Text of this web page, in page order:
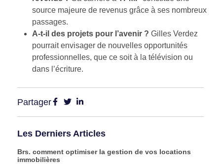
source majeure de revenus grâce à ses nombreux
passages.
A-t-il des projets pour l’avenir ? Gilles Verdez
pourrait envisager de nouvelles opportunités
professionnelles, que ce soit à la télévision ou
dans l’écriture.
Partager
Les Derniers Articles
Brs. comment optimiser la gestion de vos locations
immobilières